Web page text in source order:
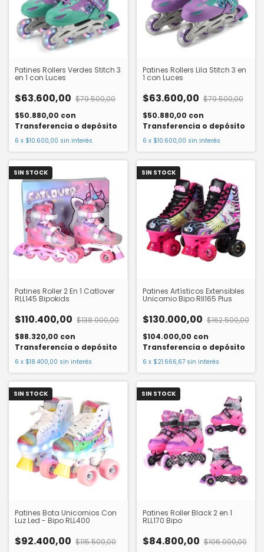
Patines Rollers Verdes Stitch 3
en 1 con Luces
$63.600,00 $79.500,00
$50.880,00 con
Transferencia o depósito
6 x $10.600,00 sin interés
Patines Rollers Lila Stitch 3 en
1 con Luces
$63.600,00 $79.500,00
$50.880,00 con
Transferencia o depósito
6 x $10.600,00 sin interés
SIN STOCK
Patines Roller 2 En 1 Catlover
RLL145 Bipokids
$110.400,00 $138.000,00
$88.320,00 con
Transferencia o depósito
6 x $18.400,00 sin interés
SIN STOCK
Patines Artísticos Extensibles
Unicornio Bipo Rll165 Plus
$130.000,00 $162.500,00
$104.000,00 con
Transferencia o depósito
6 x $21.666,67 sin interés
SIN STOCK
Patines Bota Unicornios Con
Luz Led - Bipo RLL400
$92.400,00 $115.500,00
SIN STOCK
Patines Roller Black 2 en 1
RLL170 Bipo
$84.800,00 $106.000,00